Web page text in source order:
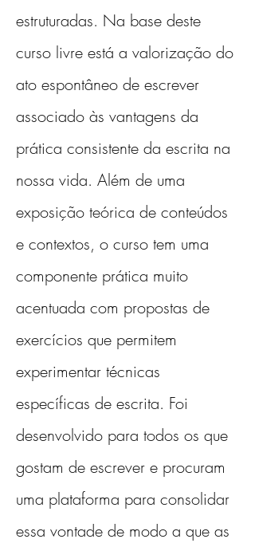
estruturadas. Na base deste
curso livre está a valorização do
ato espontâneo de escrever
associado às vantagens da
prática consistente da escrita na
nossa vida. Além de uma
exposição teórica de conteúdos
e contextos, o curso tem uma
componente prática muito
acentuada com propostas de
exercícios que permitem
experimentar técnicas
específicas de escrita. Foi
desenvolvido para todos os que
gostam de escrever e procuram
uma plataforma para consolidar
essa vontade de modo a que as